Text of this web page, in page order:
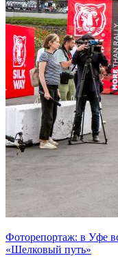
Фоторепортаж: в Уфе
«Шелковый путь»